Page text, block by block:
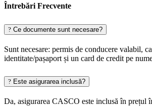
Întrebări Frecvente
Ce documente sunt necesare?
Sunt necesare: permis de conducere valabil,
identitate/pașaport și un card de credit pe
Este asigurarea inclusă?
Da, asigurarea CASCO este inclusă în prețul